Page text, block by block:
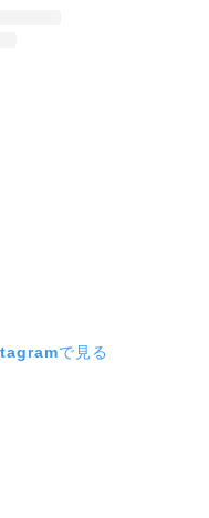
で見る